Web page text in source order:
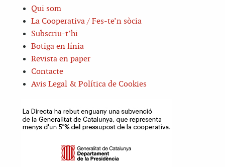
Qui som
La Cooperativa / Fes-te’n sòcia
Subscriu-t’hi
Botiga en línia
Revista en paper
Contacte
Avis Legal & Política de Cookies